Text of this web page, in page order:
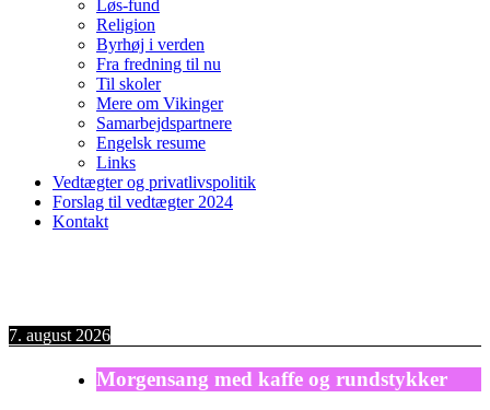
Løs-fund
Religion
Byrhøj i verden
Fra fredning til nu
Til skoler
Mere om Vikinger
Samarbejdspartnere
Engelsk resume
Links
Vedtægter og privatlivspolitik
Forslag til vedtægter 2024
Kontakt
7. august 2026
Morgensang med kaffe og rundstykker